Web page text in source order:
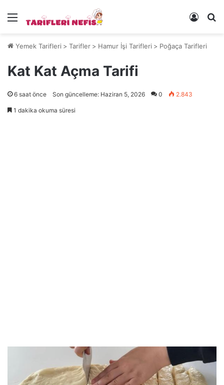
Menü Kayıt
Yemek Tarifleri > Tarifler > Hamur İşi Tarifleri > Poğaça Tarifleri
Kat Kat Açma Tarifi
6 saat önce Son güncelleme: Haziran 5, 2026 0 2.843
1 dakika okuma süresi